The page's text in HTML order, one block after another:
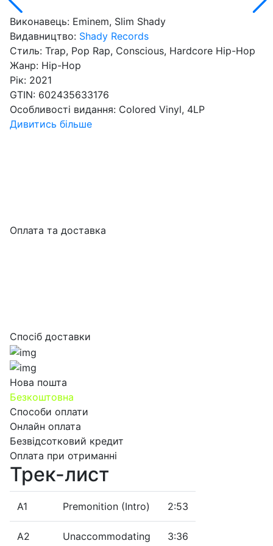
Виконавець: Eminem, Slim Shady
Видавництво: Shady Records
Стиль: Trap, Pop Rap, Conscious, Hardcore Hip-Hop
Жанр: Hip-Hop
Рік: 2021
GTIN: 602435633176
Особливості видання: Colored Vinyl, 4LP
Дивитись більше
Оплата та доставка
Спосіб доставки
Нова пошта
Безкоштовна
Способи оплати
Онлайн оплата
Безвідсотковий кредит
Оплата при отриманні
Трек-лист
A1 Premonition (Intro) 2:53
A2 Unaccommodating 3:36